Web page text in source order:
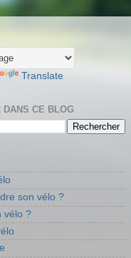
Translate
DANS CE BLOG
son vélo ?
vélo ?